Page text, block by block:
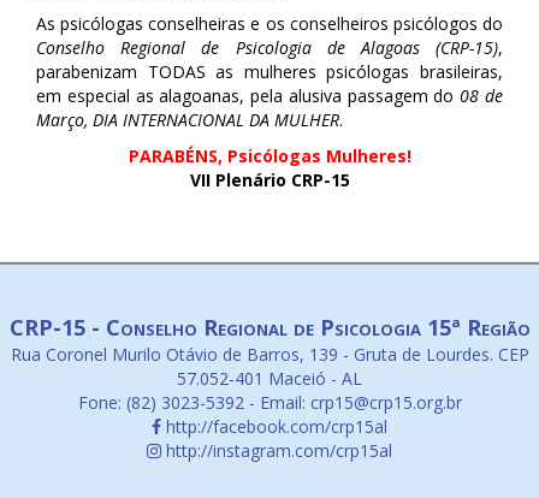
As psicólogas conselheiras e os conselheiros psicólogos do
Conselho Regional de Psicologia de Alagoas (CRP-15),
parabenizam TODAS as mulheres psicólogas brasileiras,
em especial as alagoanas, pela alusiva passagem do08 de
Março, DIA INTERNACIONAL DA MULHER.
PARABÉNS, Psicólogas Mulheres!
VII Plenário CRP-15
CRP-15 - Conselho Regional de Psicologia 15ª Região
Rua Coronel Murilo Otávio de Barros, 139 - Gruta de Lourdes. CEP
57.052-401 Maceió - AL
Fone: (82) 3023-5392 - Email: crp15@crp15.org.br
http://facebook.com/crp15al
http://instagram.com/crp15al